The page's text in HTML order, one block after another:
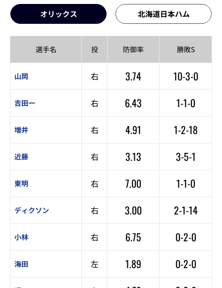
オリックス 北海道日本ハム
選手名 投 防御率 勝敗S
山岡 右 3.74 10-3-0
吉田一 右 6.43 1-1-0
増井 右 4.91 1-2-18
近藤 右 3.13 3-5-1
東明 右 7.00 1-1-0
ディクソン 右 3.00 2-1-14
小林 右 6.75 0-2-0
海田 左 1.89 0-2-0